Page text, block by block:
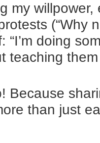
my
(“Why
“I’m doing
teaching
Because
than just